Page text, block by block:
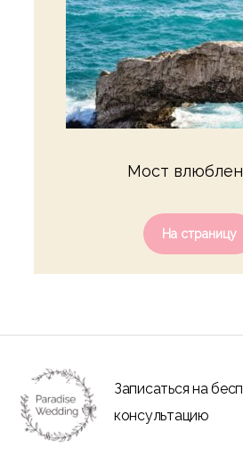
Мост
На страницу
Записаться на
консультацию